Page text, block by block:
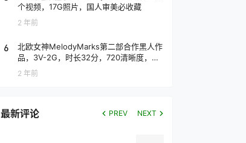
个视频，17G照片，国人审美必收藏
2 年前
6
北欧女神MelodyMarks第二部合作黑人作
品，3V-2G，时长32分，720清晰度，抢
先版！
2 年前
最新评论 PREV NEXT